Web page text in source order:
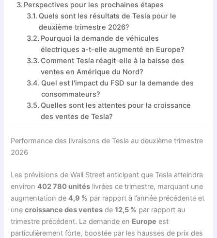
Perspectives pour les prochaines étapes
Quels sont les résultats de Tesla pour le
deuxième trimestre 2026?
Pourquoi la demande de véhicules
électriques a-t-elle augmenté en Europe?
Comment Tesla réagit-elle à la baisse des
ventes en Amérique du Nord?
Quel est l'impact du FSD sur la demande des
consommateurs?
Quelles sont les attentes pour la croissance
des ventes de Tesla?
Performance des livraisons de Tesla au deuxième trimestre
2026
Les prévisions de Wall Street anticipent que Tesla atteindra
environ402 780 unités livrées ce trimestre, marquant une
augmentation de4,9 % par rapport à l’année précédente et
unecroissance des ventes de12,5 % par rapport au
trimestre précédent. La demande en Europe est
particulièrement forte, boostée par les hausses de prix des